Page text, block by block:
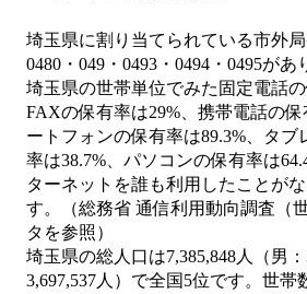
埼玉県に割り当てられている市外局
0480・049・0493・0494・0495があ
埼玉県の世帯単位でみた固定電話の
FAXの保有率は29%、携帯電話の保
ートフォンの保有率は89.3%、タブ
率は38.7%、パソコンの保有率は
ターネットを誰も利用したことが
す。（総務省 通信利用動向調査（
タを参照）
埼玉県の総人口は7,385,848人（男：
3,697,537人）で全国5位です。世帯